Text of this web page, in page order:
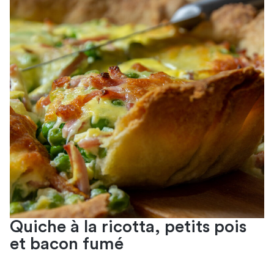
Quiche à la ricotta, petits pois
et bacon fumé